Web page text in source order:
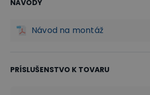
počítačom a monitorami či
NÁVODY
Návod na montáž
PRÍSLUŠENSTVO K TOVARU